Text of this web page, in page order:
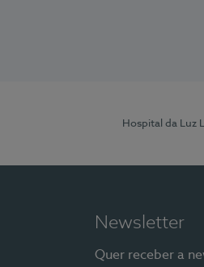
Hospital da Luz
Newsletter
Quer receber a